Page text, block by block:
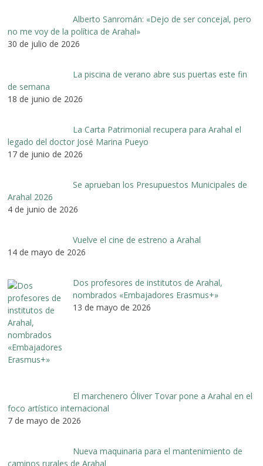
Alberto Sanromán: «Dejo de ser concejal, pero
no me voy de la política de Arahal»
30 de julio de 2026
La piscina de verano abre sus puertas este fin
de semana
18 de junio de 2026
La Carta Patrimonial recupera para Arahal el
legado del doctor José Marina Pueyo
17 de junio de 2026
Se aprueban los Presupuestos Municipales de
Arahal 2026
4 de junio de 2026
Vuelve el cine de estreno a Arahal
14 de mayo de 2026
Dos profesores de institutos de Arahal,
nombrados «Embajadores Erasmus+»
13 de mayo de 2026
El marchenero Óliver Tovar pone a Arahal en el
foco artístico internacional
7 de mayo de 2026
Nueva maquinaria para el mantenimiento de
caminos rurales de Arahal